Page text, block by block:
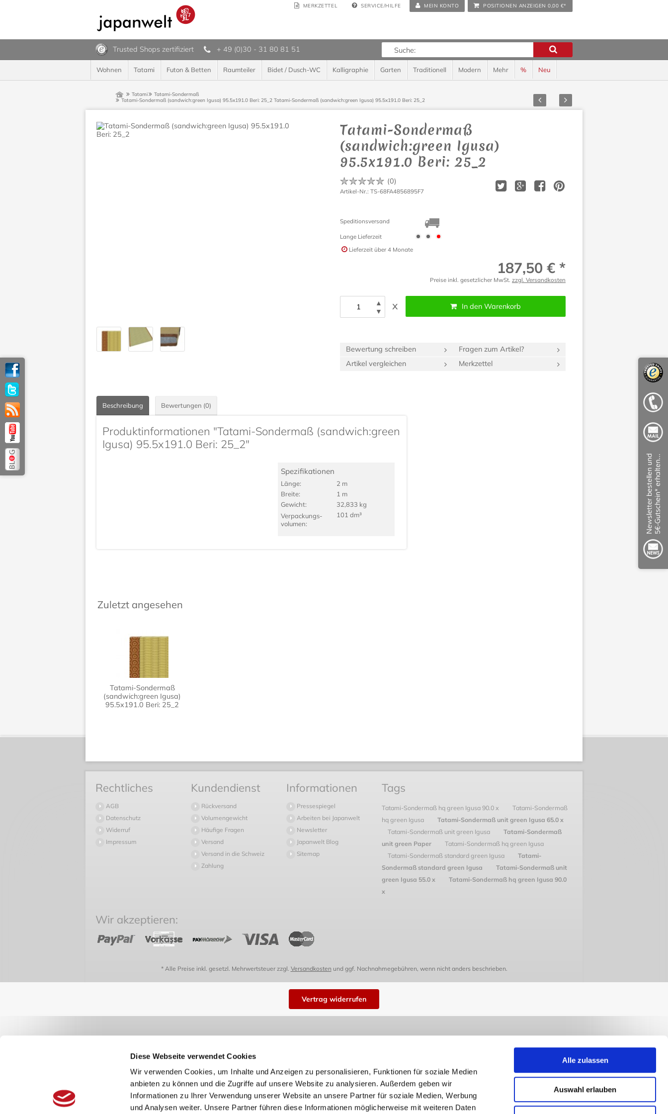
Diese Webseite verwendet Cookies
Wir verwenden Cookies, um Inhalte und Anzeigen zu personalisieren, Funktionen für soziale Medien
anbieten zu können und die Zugriffe auf unsere Website zu analysieren. Außerdem geben wir
Informationen zu Ihrer Verwendung unserer Website an unsere Partner für soziale Medien, Werbung
und Analysen weiter. Unsere Partner führen diese Informationen möglicherweise mit weiteren Daten
Alle zulassen
Auswahl erlauben
MERKZETTEL SERVICE/HILFE MEIN KONTO POSITIONEN ANZEIGEN 0,00 €*
Trusted Shops zertifiziert + 49 (0)30 - 31 80 81 51
Wohnen Tatami Futon & Betten Raumteiler Bidet / Dusch-WC Kalligraphie Garten Traditionell Modern Mehr % Neu
Tatami
Tatami-Sondermaß
Tatami-Sondermaß (sandwich:green Igusa) 95.5x191.0 Beri: 25_2Tatami-Sondermaß (sandwich:green Igusa) 95.5x191.0 Beri: 25_2 Zurück Vor
Tatami-Sondermaß
(sandwich:green Igusa)
95.5x191.0 Beri: 25_2
(0)
Artikel-Nr.: TS-68FA4856895F7
Speditionsversand
Lange Lieferzeit
Lieferzeit über 4 Monate
187,50 € *
Preise inkl. gesetzlicher MwSt. zzgl. Versandkosten
▲
▼
x In den Warenkorb
Bewertung schreiben
Fragen zum Artikel?
Artikel vergleichen
Merkzettel
Beschreibung Bewertungen (0)
Produktinformationen "Tatami-Sondermaß (sandwich:green
Igusa) 95.5x191.0 Beri: 25_2"
Spezifikationen
Länge:
2 m
Breite:
1 m
Gewicht:
32,833 kg
Verpackungs­
volumen:
101 dm³
Zuletzt angesehen
Tatami-Sondermaß
(sandwich:green Igusa)
95.5x191.0 Beri: 25_2
Rechtliches
AGB
Datenschutz
Widerruf
Impressum
Kundendienst
Rückversand
Volumengewicht
Häufige Fragen
Versand
Versand in die Schweiz
Zahlung
Informationen
Pressespiegel
Arbeiten bei Japanwelt
Newsletter
Japanwelt Blog
Sitemap
Tags
Tatami-Sondermaß hq green Igusa 90.0 x
Tatami-Sondermaß
hq green Igusa
Tatami-Sondermaß unit green Igusa 65.0 x
Tatami-Sondermaß unit green Igusa
Tatami-Sondermaß
unit green Paper
Tatami-Sondermaß hq green Igusa
Tatami-Sondermaß standard green Igusa
Tatami-
Sondermaß standard green Igusa
Tatami-Sondermaß unit
green Igusa 55.0 x
Tatami-Sondermaß hq green Igusa 90.0
x
Wir akzeptieren:
* Alle Preise inkl. gesetzl. Mehrwertsteuer zzgl. Versandkosten und ggf. Nachnahmegebühren, wenn nicht anders beschrieben.
Vertrag widerrufen